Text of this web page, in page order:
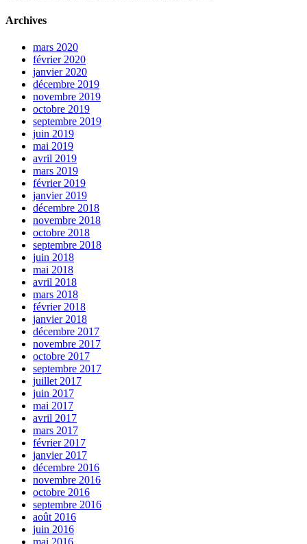
Archives
mars 2020
février 2020
janvier 2020
décembre 2019
novembre 2019
octobre 2019
septembre 2019
juin 2019
mai 2019
avril 2019
mars 2019
février 2019
janvier 2019
décembre 2018
novembre 2018
octobre 2018
septembre 2018
juin 2018
mai 2018
avril 2018
mars 2018
février 2018
janvier 2018
décembre 2017
novembre 2017
octobre 2017
septembre 2017
juillet 2017
juin 2017
mai 2017
avril 2017
mars 2017
février 2017
janvier 2017
décembre 2016
novembre 2016
octobre 2016
septembre 2016
août 2016
juin 2016